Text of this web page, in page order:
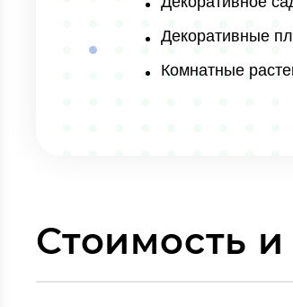
Декоративные
Комнатные
Стоимость и